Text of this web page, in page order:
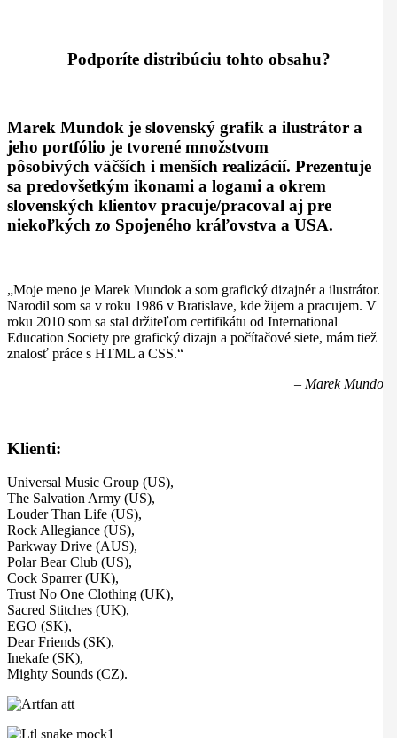
Podporíte distribúciu tohto obsahu?
Marek Mundok je slovenský grafik a ilustrátor a
jeho portfólio je tvorené množstvom
pôsobivých väčších i menších realizácií. Prezentuje
sa predovšetkým ikonami a logami a okrem
slovenských klientov pracuje/pracoval aj pre
niekoľkých zo Spojeného kráľovstva a USA.
„Moje meno je Marek Mundok a som grafický dizajnér a ilustrátor.
Narodil som sa v roku 1986 v Bratislave, kde žijem a pracujem. V
roku 2010 som sa stal držiteľom certifikátu od International
Education Society pre grafický dizajn a počítačové siete, mám tiež
znalosť práce s HTML a CSS.“
– Marek Mundok
Klienti:
Universal Music Group (US),
The Salvation Army (US),
Louder Than Life (US),
Rock Allegiance (US),
Parkway Drive (AUS),
Polar Bear Club (US),
Cock Sparrer (UK),
Trust No One Clothing (UK),
Sacred Stitches (UK),
EGO (SK),
Dear Friends (SK),
Inekafe (SK),
Mighty Sounds (CZ).